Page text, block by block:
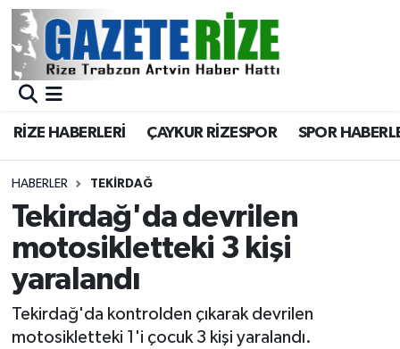
RİZE HABERLERİ ÇAYKUR RİZESPOR SPOR
HABERLER TEKIRDAĞ
Tekirdağ'da devrilen
motosikletteki 3 kişi
yaralandı
Tekirdağ'da kontrolden çıkarak devrilen
motosikletteki 1'i çocuk 3 kişi yaralandı.
BÖLGEMİZ
Asayiş
Rize Jandarma Komutanlığı
Bilim Teknoloji
Advertising news
Merkez Nöbetçi Eczaneler
Merkez Trafik Yoğunluk Haritası
Süper Lig Puan Durumu ve Fikstür
Tüm Manşetler
Haber Arşivi